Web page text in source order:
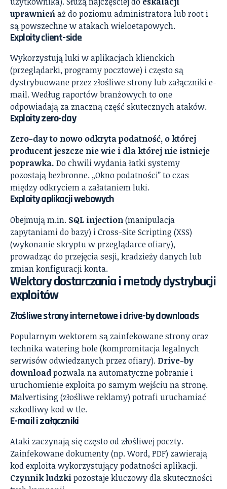
uprawnieńaż do poziomu administratora lub root i
są powszechne w atakach wieloetapowych.
Exploity client-side
Wykorzystują luki w aplikacjach klienckich
(przeglądarki, programy pocztowe) i często są
dystrybuowane przez złośliwe strony lub załączniki e-
mail. Według raportów branżowych to one
odpowiadają za znaczną część skutecznych ataków.
Exploity zero-day
Zero-day to nowo odkryta podatność, o której
producent jeszcze nie wie i dla której nie istnieje
poprawka. Do chwili wydania łatki systemy
pozostają bezbronne. „Okno podatności” to czas
między odkryciem a załataniem luki.
Exploity aplikacji webowych
Obejmują m.in. SQL injection(manipulacja
zapytaniami do bazy) i Cross-Site Scripting (XSS)
(wykonanie skryptu w przeglądarce ofiary),
prowadząc do przejęcia sesji, kradzieży danych lub
zmian konfiguracji konta.
Wektory dostarczania i metody dystrybucji
exploitów
Złośliwe strony internetowe i drive-by downloads
Popularnym wektorem są zainfekowane strony oraz
technika watering hole (kompromitacja legalnych
serwisów odwiedzanych przez ofiary). Drive-by
downloadpozwala na automatyczne pobranie i
uruchomienie exploita po samym wejściu na stronę.
Malvertising (złośliwe reklamy) potrafi uruchamiać
szkodliwy kod w tle.
E-mail i załączniki
Ataki zaczynają się często od złośliwej poczty.
Zainfekowane dokumenty (np. Word, PDF) zawierają
kod exploita wykorzystujący podatności aplikacji.
Czynnik ludzkipozostaje kluczowy dla skuteczności